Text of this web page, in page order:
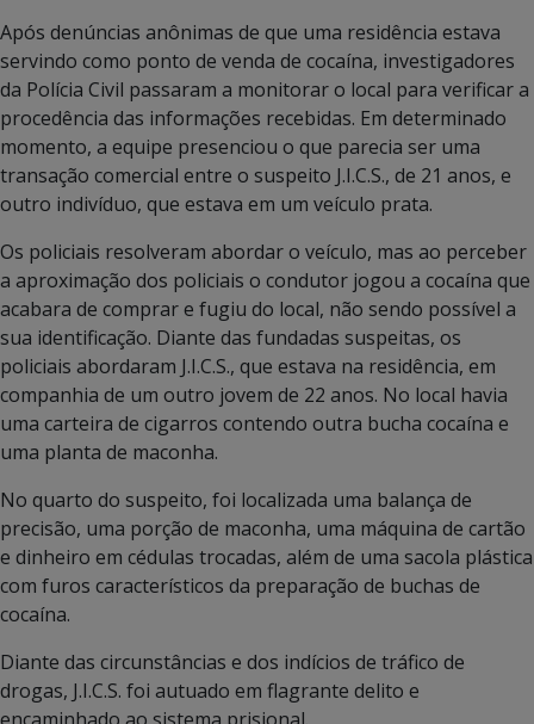
Após denúncias anônimas de que uma residência estava
servindo como ponto de venda de cocaína, investigadores
da Polícia Civil passaram a monitorar o local para verificar a
procedência das informações recebidas. Em determinado
momento, a equipe presenciou o que parecia ser uma
transação comercial entre o suspeito J.I.C.S., de 21 anos, e
outro indivíduo, que estava em um veículo prata.
Os policiais resolveram abordar o veículo, mas ao perceber
a aproximação dos policiais o condutor jogou a cocaína que
acabara de comprar e fugiu do local, não sendo possível a
sua identificação. Diante das fundadas suspeitas, os
policiais abordaram J.I.C.S., que estava na residência, em
companhia de um outro jovem de 22 anos. No local havia
uma carteira de cigarros contendo outra bucha cocaína e
uma planta de maconha.
No quarto do suspeito, foi localizada uma balança de
precisão, uma porção de maconha, uma máquina de cartão
e dinheiro em cédulas trocadas, além de uma sacola plástica
com furos característicos da preparação de buchas de
cocaína.
Diante das circunstâncias e dos indícios de tráfico de
drogas, J.I.C.S. foi autuado em flagrante delito e